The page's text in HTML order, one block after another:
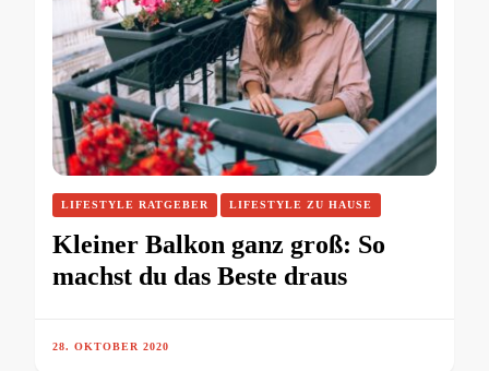
LIFESTYLE RATGEBER LIFESTYLE ZU HAUSE
Kleiner Balkon ganz groß: So
machst du das Beste draus
28. OKTOBER 2020